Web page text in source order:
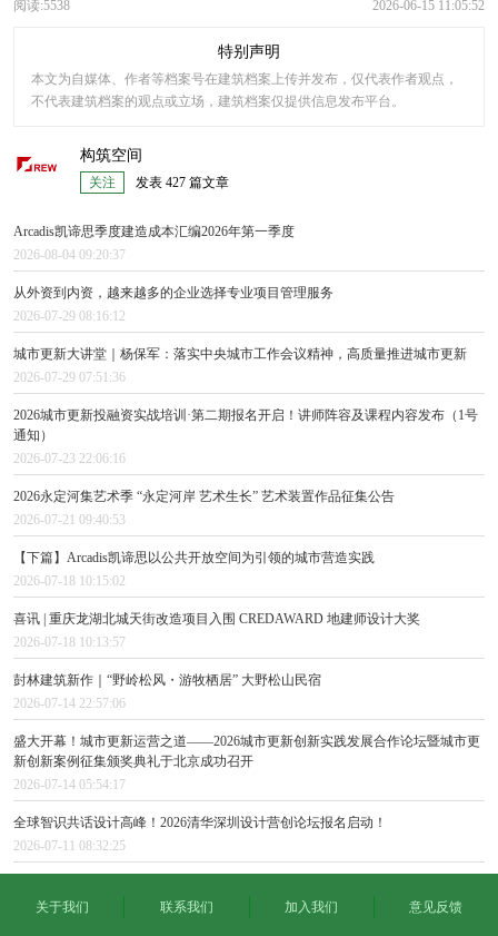
阅读:5538 2026-06-15 11:05:52
特别声明
本文为自媒体、作者等档案号在建筑档案上传并发布，仅代表作者观点，
不代表建筑档案的观点或立场，建筑档案仅提供信息发布平台。
构筑空间
关注 发表 427 篇文章
Arcadis凯谛思季度建造成本汇编2026年第一季度
2026-08-04 09:20:37
从外资到内资，越来越多的企业选择专业项目管理服务
2026-07-29 08:16:12
城市更新大讲堂｜杨保军：落实中央城市工作会议精神，高质量推进城市更新
2026-07-29 07:51:36
2026城市更新投融资实战培训·第二期报名开启！讲师阵容及课程内容发布（1号
通知）
2026-07-23 22:06:16
2026永定河集艺术季 “永定河岸 艺术生长” 艺术装置作品征集公告
2026-07-21 09:40:53
【下篇】Arcadis凯谛思以公共开放空间为引领的城市营造实践
2026-07-18 10:15:02
喜讯 | 重庆龙湖北城天街改造项目入围 CREDAWARD 地建师设计大奖
2026-07-18 10:13:57
尌林建筑新作｜“野岭松风・游牧栖居” 大野松山民宿
2026-07-14 22:57:06
盛大开幕！城市更新运营之道——2026城市更新创新实践发展合作论坛暨城市更
新创新案例征集颁奖典礼于北京成功召开
2026-07-14 05:54:17
全球智识共话设计高峰！2026清华深圳设计营创论坛报名启动！
2026-07-11 08:32:25
关于我们 联系我们 加入我们 意见反馈